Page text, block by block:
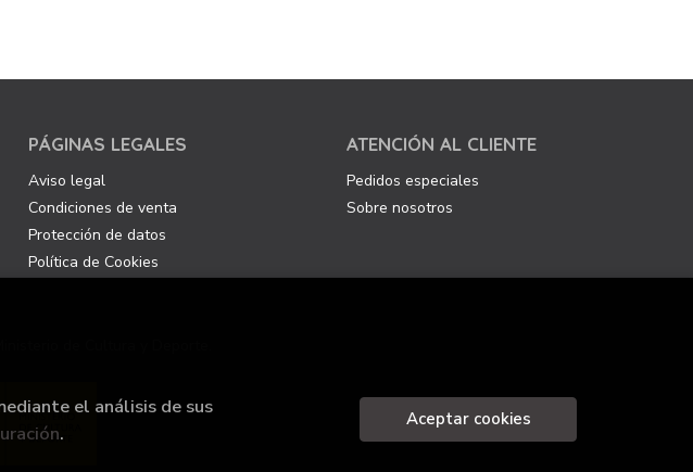
PÁGINAS LEGALES
Aviso legal
Condiciones de venta
Protección de datos
Política de Cookies
ATENCIÓN AL CLIENTE
Pedidos especiales
Sobre nosotros
el análisis de sus
.
Aceptar cookies